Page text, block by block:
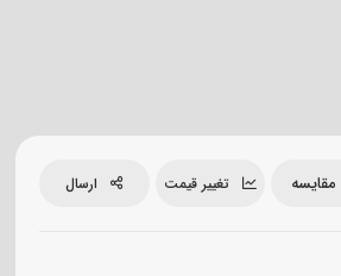
مقایسه تغییر قیمت ارسال